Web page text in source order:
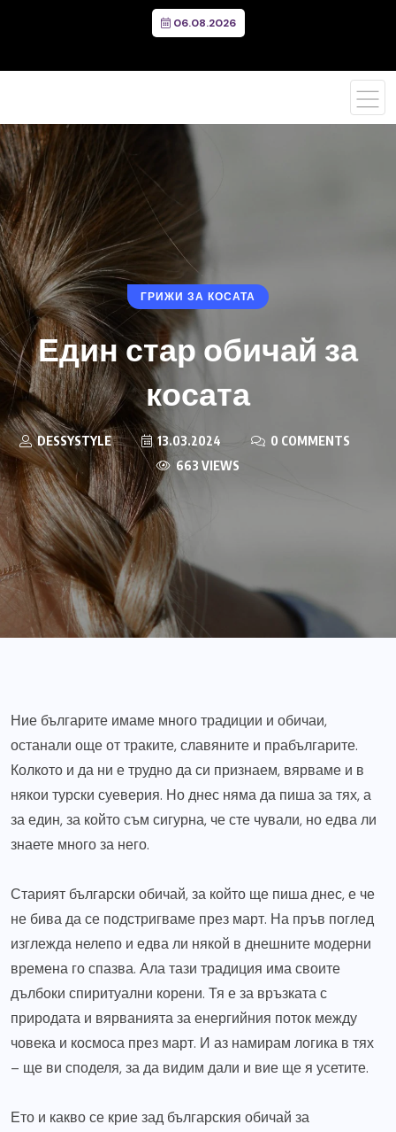
06.08.2026
ГРИЖИ ЗА КОСАТА
Един стар обичай за
косата
DESSYSTYLE 13.03.2024
0 COMMENTS
663 VIEWS
Ние българите имаме много традиции и обичаи,
останали още от траките, славяните и прабългарите.
Колкото и да ни е трудно да си признаем, вярваме и в
някои турски суеверия. Но днес няма да пиша за тях, а
за един, за който съм сигурна, че сте чували, но едва ли
знаете много за него.
Старият български обичай, за който ще пиша днес, е че
не бива да се подстригваме през март. На пръв поглед
изглежда нелепо и едва ли някой в днешните модерни
времена го спазва. Ала тази традиция има своите
дълбоки спиритуални корени. Тя е за връзката с
природата и вярванията за енергийния поток между
човека и космоса през март. И аз намирам логика в тях
– ще ви споделя, за да видим дали и вие ще я усетите.
Ето и какво се крие зад българския обичай за